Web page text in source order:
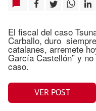
El fiscal del caso
Carballo, duro
catalanes, arremete
García Castellón” y
caso.
VER POST